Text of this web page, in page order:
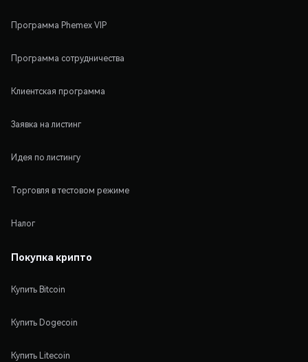
Программа Phemex VIP
Программа сотрудничества
Клиентская программа
Заявка на листинг
Идея по листингу
Торговля в тестовом режиме
Налог
Покупка крипто
Купить Bitcoin
Купить Dogecoin
Купить Litecoin